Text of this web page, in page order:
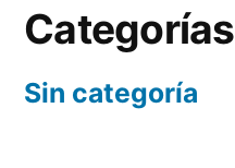
Categorías
Sin categoría